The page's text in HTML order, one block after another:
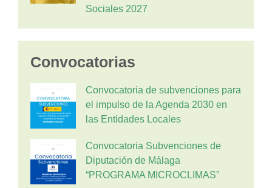
Sociales 2027
Convocatorias
Convocatoria de subvenciones para
el impulso de la Agenda 2030 en
las Entidades Locales
Convocatoria Subvenciones de
Diputación de Málaga
“PROGRAMA MICROCLIMAS”